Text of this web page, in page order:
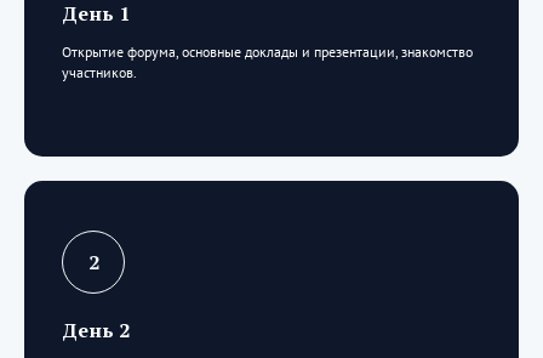
День 1
Открытие форума, основные доклады и презентации, знакомство
участников.
День 2